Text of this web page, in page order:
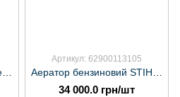
Артикул: 62900113105
34 000.0 грн/шт